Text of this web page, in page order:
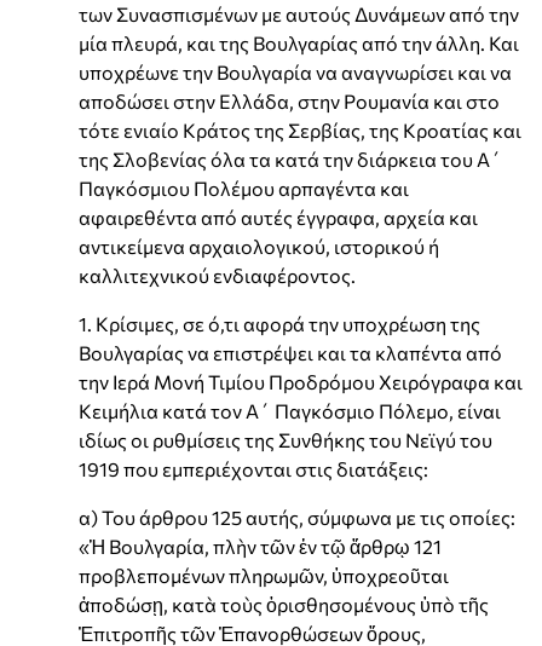
των Συνασπισμένων με αυτούς Δυνάμεων από την
μία πλευρά, και της Βουλγαρίας από την άλλη. Και
υποχρέωνε την Βουλγαρία να αναγνωρίσει και να
αποδώσει στην Ελλάδα, στην Ρουμανία και στο
τότε ενιαίο Κράτος της Σερβίας, της Κροατίας και
της Σλοβενίας όλα τα κατά την διάρκεια του Α΄
Παγκόσμιου Πολέμου αρπαγέντα και
αφαιρεθέντα από αυτές έγγραφα, αρχεία και
αντικείμενα αρχαιολογικού, ιστορικού ή
καλλιτεχνικού ενδιαφέροντος.
1. Κρίσιμες, σε ό,τι αφορά την υποχρέωση της
Βουλγαρίας να επιστρέψει και τα κλαπέντα από
την Ιερά Μονή Τιμίου Προδρόμου Χειρόγραφα και
Κειμήλια κατά τον Α΄ Παγκόσμιο Πόλεμο, είναι
ιδίως οι ρυθμίσεις της Συνθήκης του Νεϊγύ του
1919 που εμπεριέχονται στις διατάξεις:
α) Του άρθρου 125 αυτής, σύμφωνα με τις οποίες:
«Ἡ Βουλγαρία, πλὴν τῶν ἐν τῷ ἄρθρῳ 121
προβλεπομένων πληρωμῶν, ὑποχρεοῦται
ἀποδώσῃ, κατὰ τοὺς ὁρισθησομένους ὑπὸ τῆς
Ἐπιτροπῆς τῶν Ἐπανορθώσεων ὅρους,